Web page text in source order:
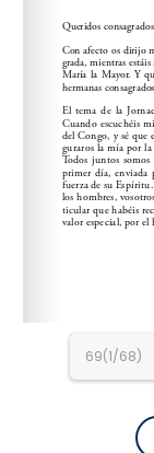
69(1/68)